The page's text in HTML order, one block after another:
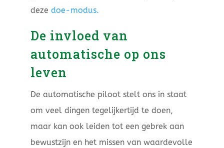
deze doe-modus.
De invloed van
automatische op ons
leven
De automatische piloot stelt ons in staat
om veel dingen tegelijkertijd te doen,
maar kan ook leiden tot een gebrek aan
bewustzijn en het missen van waardevolle